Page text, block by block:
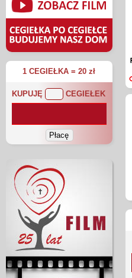
1 CEGIEŁKA = 20 zł
KUPUJĘ CEGIEŁEK